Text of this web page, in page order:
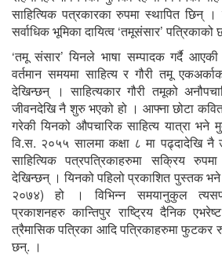
साहित्यिक पत्रकारका रुपमा स्थापित छिन् ।
सर्वाधिक भूमिका दायित्व ‘तमूसंसार’ पत्रिकाको
‘तमू संसार’ यिनले भाषा सम्पादक गर्दै आएकी
वर्तमान समयमा साहित्य र गौरी तमू
देखिन्छन् । साहित्यकार गौरी तमूको
जीवनदेखि नै शुरु भएको हो । आफ्ना छोटा
गरेकी यिनको औपचारिक साहित्य यात्रा भने
वि.स. २०५५ सालमा कक्षा ८ मा पढ्दादेखि नै
साहित्यिक पत्रपत्रिकाहरुमा सक्रिय
देखिन्छन् । यिनको पहिलो प्रकाशित पुस्तक भने
२०७४) हो । विभिन्न समयानुकुल
प्रकाशनहरु कान्तिपुर राष्ट्रिय दैनिक
त्रैमासिक पत्रिका आदि पत्रिकाहरुमा फुटकर
छन्. ।